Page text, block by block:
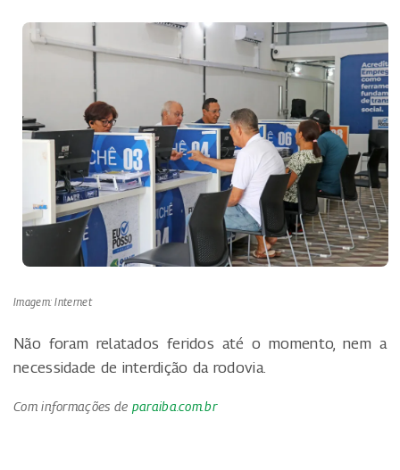
Imagem: Internet
Não foram relatados feridos até o momento, nem a
necessidade de interdição da rodovia.
Com informações de paraiba.com.br